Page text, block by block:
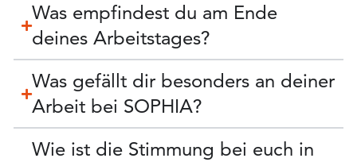
Was empfindest du am Ende
deines Arbeitstages?
Was gefällt dir besonders an deiner
Arbeit bei SOPHIA?
Wie ist die Stimmung bei euch in